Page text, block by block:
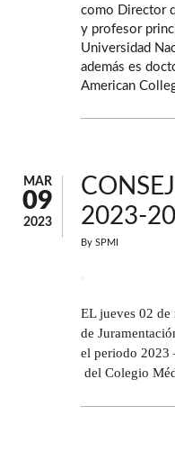
como Director
y profesor
Universidad
además es
American
MAR
09
2023
2023-
By SPMI
EL jueves 02 de
de
el periodo 2023
del Colegio